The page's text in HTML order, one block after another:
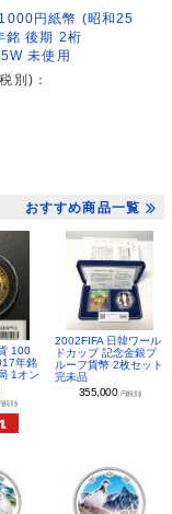
円紙幣 (昭和25
銘 後期 2桁
未使用
別)：
おすすめ商品一覧
100
年銘
1オン
(税別)
2002FIFA 日韓ワール
ドカップ 記念金銀プ
ルーフ貨幣 2枚セット
完未品
355,000 円(税別)